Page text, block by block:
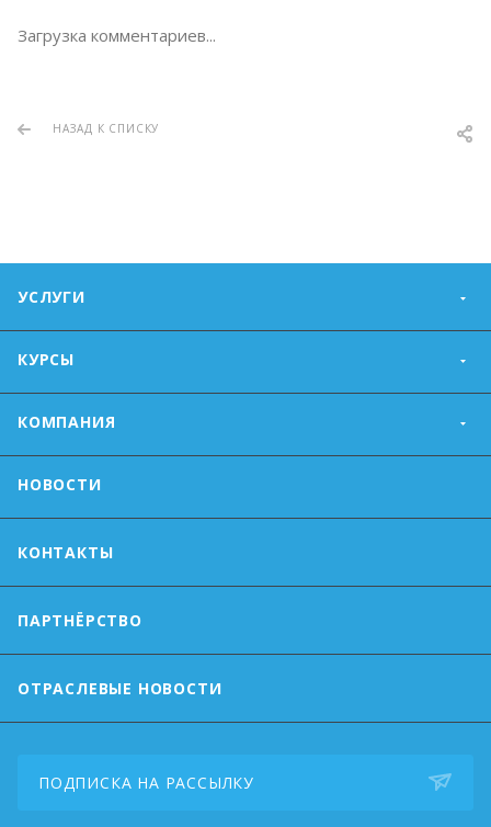
Загрузка комментариев...
НАЗАД К СПИСКУ
УСЛУГИ
КУРСЫ
КОМПАНИЯ
НОВОСТИ
КОНТАКТЫ
ПАРТНЁРСТВО
ОТРАСЛЕВЫЕ НОВОСТИ
ПОДПИСКА НА РАССЫЛКУ